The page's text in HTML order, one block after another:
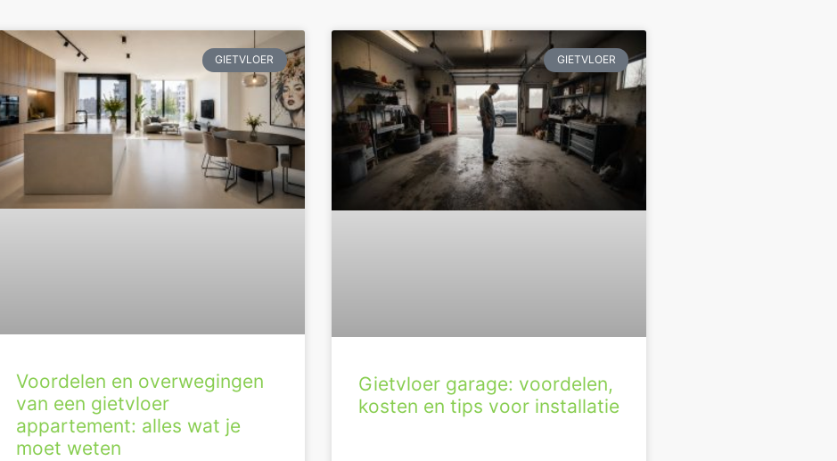
GIETVLOER
Voordelen en overwegingen
van een gietvloer
appartement: alles wat je
moet weten
GIETVLOER
Gietvloer garage: voordelen,
kosten en tips voor installatie